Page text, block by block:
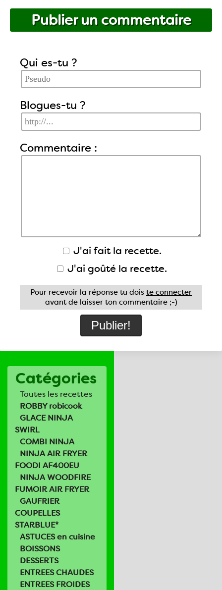
Catégories
Toutes les recettes
ROBBY robicook
GLACE NINJA
SWIRL
COMBI NINJA
NINJA AIR FRYER
FOODI AF400EU
NINJA WOODFIRE
FUMOIR AIR FRYER
GAUFRIER
COUPELLES
STARBLUE*
ASTUCES en cuisine
BOISSONS
DESSERTS
ENTREES CHAUDES
ENTREES FROIDES
Publier un commentaire
Qui es-tu ?
Blogues-tu ?
Commentaire :
J'ai fait la recette.
J'ai goûté la recette.
Pour recevoir la réponse tu dois te connecter
avant de laisser ton commentaire ;-)